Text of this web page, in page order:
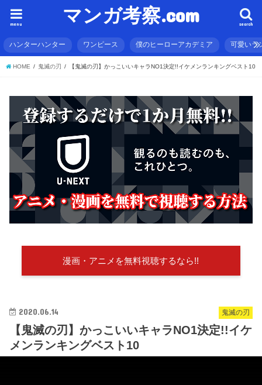
マンガ考察.com search
menu
ハンターハンター ワンピース 僕のヒーローアカデミア 可愛いラ
HOME 鬼滅の刃 【鬼滅の刃】かっこいいキャラNO1決定!!イケメンランキングベスト10
漫画・アニメを無料視聴するなら!!
鬼滅の刃
2020.06.14
【鬼滅の刃】かっこいいキャラNO1決定!!イケ
メンランキングベスト10